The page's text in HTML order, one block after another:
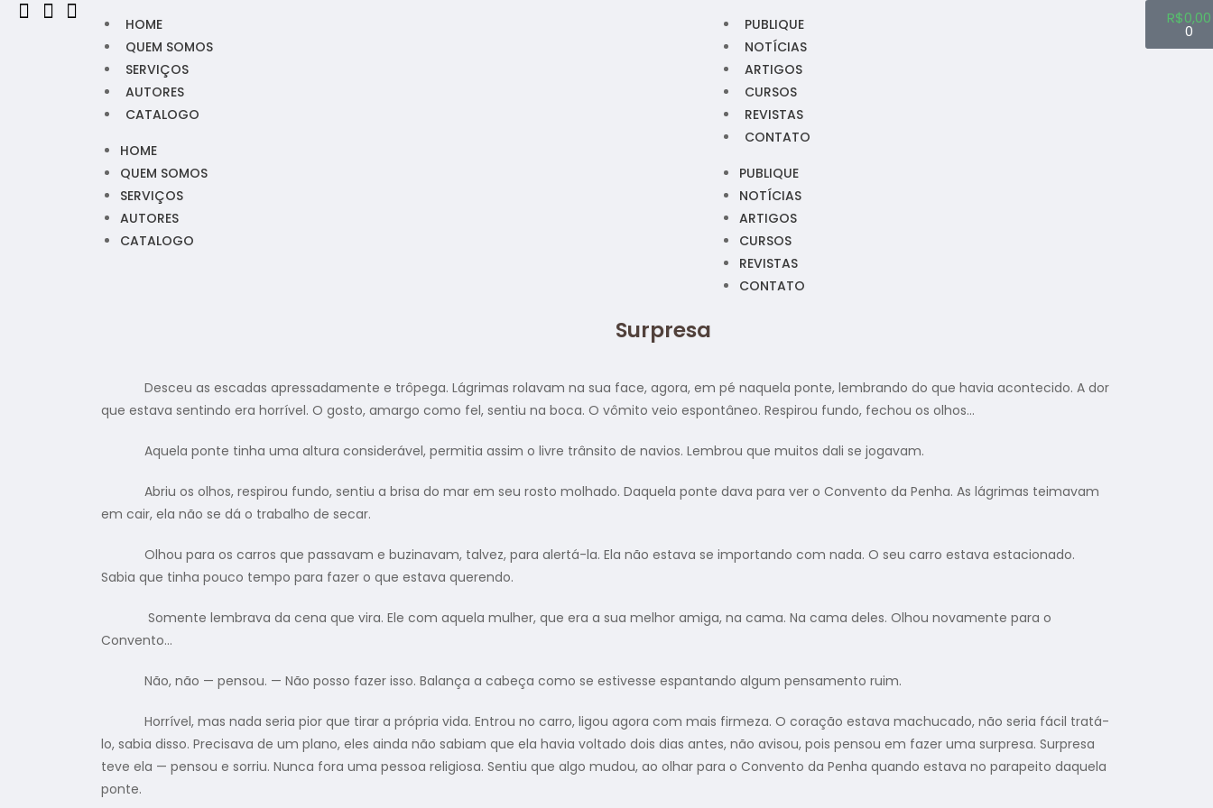
HOME
QUEM SOMOS
SERVIÇOS
AUTORES
CATALOGO
HOME
QUEM SOMOS
SERVIÇOS
AUTORES
CATALOGO
PUBLIQUE
NOTÍCIAS
ARTIGOS
CURSOS
REVISTAS
CONTATO
PUBLIQUE
NOTÍCIAS
ARTIGOS
CURSOS
REVISTAS
CONTATO
R$0,00
0
Surpresa
Desceu as escadas apressadamente e trôpega. Lágrimas rolavam na sua face, agora, em pé naquela ponte, lembrando do que havia acontecido. A dor
que estava sentindo era horrível. O gosto, amargo como fel, sentiu na boca. O vômito veio espontâneo. Respirou fundo, fechou os olhos…
Aquela ponte tinha uma altura considerável, permitia assim o livre trânsito de navios. Lembrou que muitos dali se jogavam.
Abriu os olhos, respirou fundo, sentiu a brisa do mar em seu rosto molhado. Daquela ponte dava para ver o Convento da Penha. As lágrimas teimavam
em cair, ela não se dá o trabalho de secar.
Olhou para os carros que passavam e buzinavam, talvez, para alertá-la. Ela não estava se importando com nada. O seu carro estava estacionado.
Sabia que tinha pouco tempo para fazer o que estava querendo.
Somente lembrava da cena que vira. Ele com aquela mulher, que era a sua melhor amiga, na cama. Na cama deles. Olhou novamente para o
Convento…
Não, não — pensou. — Não posso fazer isso. Balança a cabeça como se estivesse espantando algum pensamento ruim.
Horrível, mas nada seria pior que tirar a própria vida. Entrou no carro, ligou agora com mais firmeza. O coração estava machucado, não seria fácil tratá-
lo, sabia disso. Precisava de um plano, eles ainda não sabiam que ela havia voltado dois dias antes, não avisou, pois pensou em fazer uma surpresa. Surpresa
teve ela — pensou e sorriu. Nunca fora uma pessoa religiosa. Sentiu que algo mudou, ao olhar para o Convento da Penha quando estava no parapeito daquela
ponte.